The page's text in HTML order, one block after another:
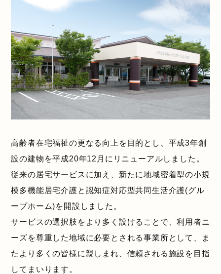
高齢者在宅福祉の更なる向上を目的とし、平成3年創
設の建物を平成20年12月にリニューアルしました。
従来の居宅サービスに加え、新たに地域密着型の小規
模多機能居宅介護と認知症対応型共同生活介護(グル
ープホーム)を開設しました。
サービスの選択肢をより多く設けることで、利用者ニ
ーズを尊重した地域に必要とされる事業所として、ま
たより多くの皆様に親しまれ、信頼される施設を目指
してまいります。